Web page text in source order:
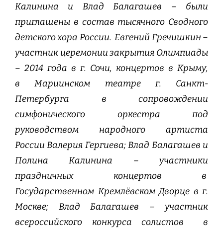
Калинина и Влад Балагашев – были
приглашены в состав тысячного Сводного
детского хора России. Евгений Гречишкин –
участник церемонии закрытия Олимпиады
– 2014 года в г. Сочи, концертов в Крыму,
в Мариинском театре г. Санкт-
Петербурга в сопровождении
симфонического оркестра под
руководством народного артиста
России Валерия Гергиева; Влад Балагашев и
Полина Калинина – участники
праздничных концертов в
Государственном Кремлёвском Дворце в г.
Москве; Влад Балагашев – участник
всероссийского конкурса солистов в